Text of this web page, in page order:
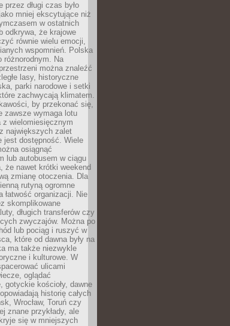
przez długi czas było
mniej ekscytujące niż
w ostatnich
odkrywa, że krajowe
równie wielu emocji,
wspomnień. Polska
różnorodnym. Na
można znaleźć
lasy, historyczne
parki narodowe i setki
zachwycają klimatem.
by przekonać się,
zawsze wymaga lotu
z wielomiesięcznym
największych zalet
jest dostępność. Wiele
osiągnąć
lub autobusem w ciągu
że nawet krótki weekend
zmianę otoczenia. Dla
rutyną ogromne
łatwość organizacji. Nie
skomplikowane
długich transferów czy
zwyczajów. Można po
lub pociąg i ruszyć w
które od dawna były na
ma także niezwykle
i kulturowe. W
ulicami
oglądać
gotyckie kościoły, dawne
historię całych
Wrocław, Toruń czy
znane przykłady, ale
się w mniejszych